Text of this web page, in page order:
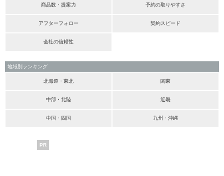
商品数・提案力 予約の取りやすさ
アフターフォロー 契約スピード
会社の信頼性
地域別ランキング
北海道・東北 関東
中部・北陸 近畿
中国・四国 九州・沖縄
PR